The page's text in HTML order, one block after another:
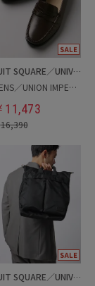
SUIT SQUARE／UNIVERSAL LANGUAGE
MENS／UNION IMPERIAL監修／コインローファー
11,473
16,390
SUIT SQUARE／UNIVERSAL LANGUAGE